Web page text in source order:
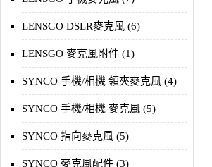
LENSGO DSLR麥克風 (6)
LENSGO 麥克風附件 (1)
SYNCO 手機/相機 領夾麥克風 (4)
SYNCO 手機/相機 麥克風 (5)
SYNCO 指向麥克風 (5)
SYNCO 麥克風配件 (3)